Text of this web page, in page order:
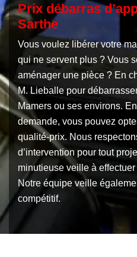
Prix débarras
Sarthe
Vous voulez libérer votre
qui ne servent plus ? Vous
aménager une pièce ? En
M. Lieballe pour
Mamers ou ses environs.
demande, vous pouvez
qualité-prix. Nous
d’intervention pour tout
minutieuse veille à
Notre équipe veille
compétitif.